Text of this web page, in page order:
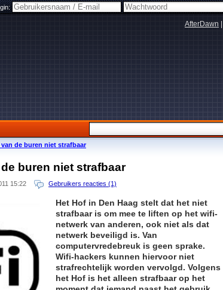
AfterDawn
de buren niet strafbaar
buren niet strafbaar
15:22 Gebruikers reacties (1)
Het Hof in Den Haag stelt dat het niet
strafbaar is om mee te liften op het wifi-
netwerk van anderen, ook niet als dat
netwerk beveiligd is. Van
computervredebreuk is geen sprake.
Wifi-hackers kunnen hiervoor niet
strafrechtelijk worden vervolgd. Volgens
het Hof is het alleen strafbaar op het